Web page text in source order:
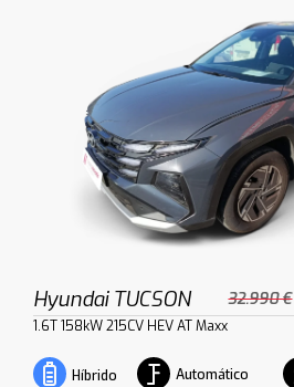
Hyundai TUCSON 32.990 €
1.6T 158kW 215CV HEV AT Maxx
Híbrido Automático